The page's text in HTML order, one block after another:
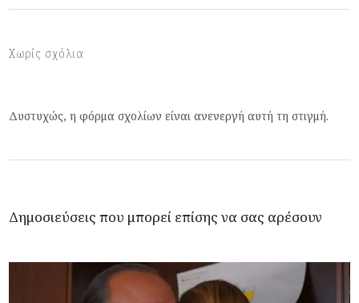
Χωρίς σχόλια
Δυστυχώς, η φόρμα σχολίων είναι ανενεργή αυτή τη στιγμή.
Δημοσιεύσεις που μπορεί επίσης να σας αρέσουν